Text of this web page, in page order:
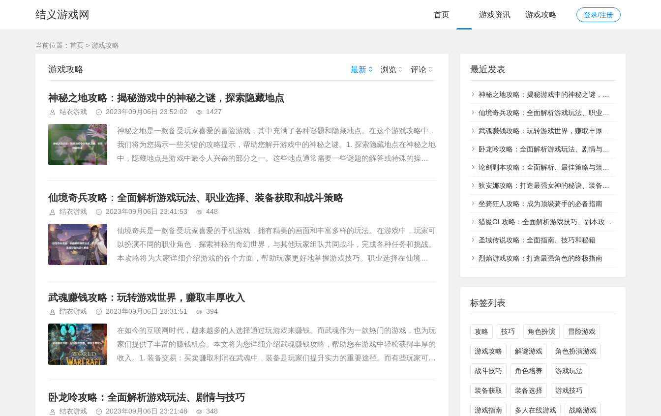
结义游戏网 登录/注册
首页 游戏资讯 游戏攻略
当前位置： 首页 > 游戏攻略
游戏攻略 最新 浏览 评论
神秘之地攻略：揭秘游戏中的神秘之谜，探索隐藏地点
结衣游戏 2023年09月06日 23:52:02 1427
神秘之地是一款备受玩家喜爱的冒险游戏，其中充满了各种谜题和隐藏地点。在这个游戏攻略中，
我们将为您揭示一些关键的攻略提示，帮助您解开游戏中的神秘之谜。1. 探索隐藏地点在神秘之地
中，隐藏地点是游戏中最令人兴奋的部分之一。这些地点通常需要一些谜题的解答或特殊的操作才
仙境奇兵攻略：全面解析游戏玩法、职业选择、装备获取和战斗策略
结衣游戏 2023年09月06日 23:41:53 448
仙境奇兵是一款备受玩家喜爱的手机游戏，拥有精美的画面和丰富多样的玩法。在游戏中，玩家可
以扮演不同的职业角色，探索神秘的奇幻世界，与其他玩家组队共同战斗，完成各种任务和挑战。
本攻略将为大家详细介绍游戏的各个方面，帮助玩家更好地掌握游戏技巧。职业选择在仙境奇兵
武魂赚钱攻略：玩转游戏世界，赚取丰厚收入
结衣游戏 2023年09月06日 23:31:51 394
在如今的互联网时代，越来越多的人选择通过玩游戏来赚钱。而武魂作为一款热门的游戏，也为玩
家们提供了丰富的赚钱机会。本文将为您详细介绍武魂赚钱攻略，帮助您在游戏中轻松获得丰厚的
收入。1. 装备交易：买卖赚取利润在武魂中，装备是玩家们提升实力的重要途径。而有些玩家可能
卧龙呤攻略：全面解析游戏玩法、剧情与技巧
结衣游戏 2023年09月06日 23:21:48 348
最近发表
神秘之地攻略：揭秘游戏中的神秘之谜，探索隐藏地点
仙境奇兵攻略：全面解析游戏玩法、职业选择、装备获取和战斗策略
武魂赚钱攻略：玩转游戏世界，赚取丰厚收入
卧龙呤攻略：全面解析游戏玩法、剧情与技巧
论剑副本攻略：全面解析、最佳策略与装备推荐
狄安娜攻略：打造最强女神的秘诀、装备选择和技能运用
坐骑狂人攻略：成为顶级骑手的必备指南
猎魔OL攻略：全面解析游戏技巧、副本攻略和装备提升
圣域传说攻略：全面指南、技巧和秘籍
烈焰游戏攻略：打造最强角色的终极指南
标签列表
攻略 技巧 角色扮演 冒险游戏
游戏攻略 解谜游戏 角色扮演游戏
战斗技巧 角色培养 游戏玩法
装备获取 装备选择 游戏技巧
游戏指南 多人在线游戏 战略游戏